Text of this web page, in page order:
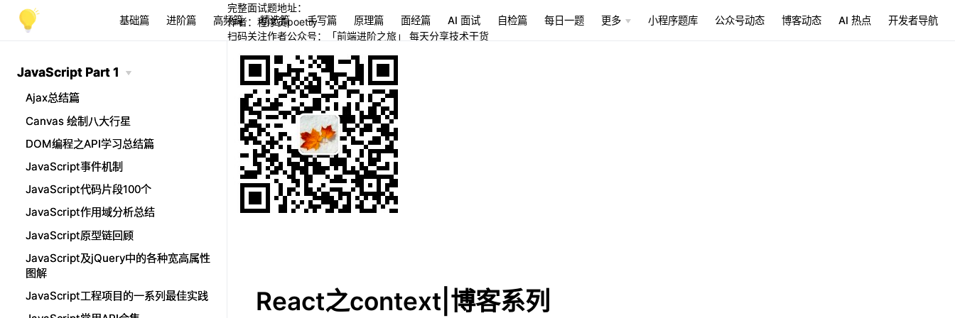
基础篇 进阶篇 高频篇 精选篇 手写篇 原理篇 面经篇 AI 面试 自检篇 每日一题 更多 小程序题库 公众号动态 博客动态 AI 热点 开发者导航
完整面试题地址：
作者：程序员poetry
扫码关注作者公众号：「前端进阶之旅」 每天分享技术干货
React之context|博客系列
JavaScript Part 1
Ajax总结篇
Canvas 绘制八大行星
DOM编程之API学习总结篇
JavaScript事件机制
JavaScript代码片段100个
JavaScript作用域分析总结
JavaScript原型链回顾
JavaScript及jQuery中的各种宽高属性
图解
JavaScript工程项目的一系列最佳实践
JavaScript Part 1
Ajax总结篇
Canvas 绘制八大行星
DOM编程之API学习总结篇
JavaScript事件机制
JavaScript代码片段100个
JavaScript作用域分析总结
JavaScript原型链回顾
JavaScript及jQuery中的各种宽高属性
图解
JavaScript工程项目的一系列最佳实践